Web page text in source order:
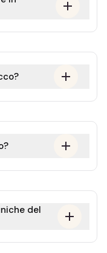
del